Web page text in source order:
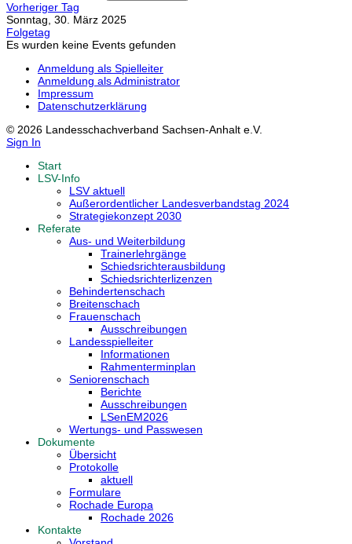
Vorheriger Tag
Sonntag, 30. März 2025
Folgetag
Es wurden keine Events gefunden
Anmeldung als Spielleiter
Anmeldung als Administrator
Impressum
Datenschutzerklärung
© 2026 Landesschachverband Sachsen-Anhalt e.V.
Sign In
Start
LSV-Info
LSV aktuell
Außerordentlicher Landesverbandstag 2024
Strategiekonzept 2030
Referate
Aus- und Weiterbildung
Trainerlehrgänge
Schiedsrichterausbildung
Schiedsrichterlizenzen
Behindertenschach
Breitenschach
Frauenschach
Ausschreibungen
Landesspielleiter
Informationen
Rahmenterminplan
Seniorenschach
Berichte
Ausschreibungen
LSenEM2026
Wertungs- und Passwesen
Dokumente
Übersicht
Protokolle
aktuell
Formulare
Rochade Europa
Rochade 2026
Kontakte